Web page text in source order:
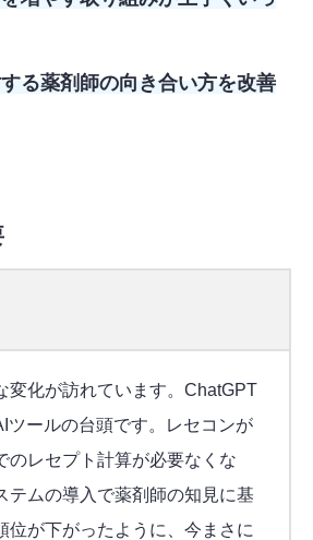
る薬剤師の向き合い方を改善
変化が訪れています。ChatGPT
ツールの台頭です。レセコンが
のレセプト計算が必要なくな
テムの導入で薬剤師の知見に基
位が下がったように、今まさに